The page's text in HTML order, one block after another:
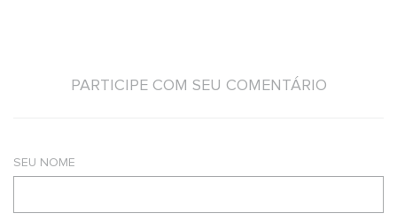
PARTICIPE COM SEU COMENTÁRIO
SEU NOME